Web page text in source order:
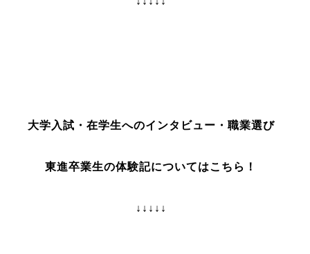
大学入試・在学生へのインタビュー・職業選び
東進卒業生の体験記についてはこちら！
↓↓↓↓↓